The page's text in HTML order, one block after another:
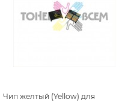
Чип желтый (Yellow) для